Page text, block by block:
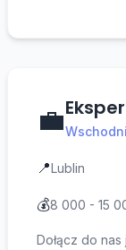
💼
📍Lublin
💰8 000 - 15
Dołącz do